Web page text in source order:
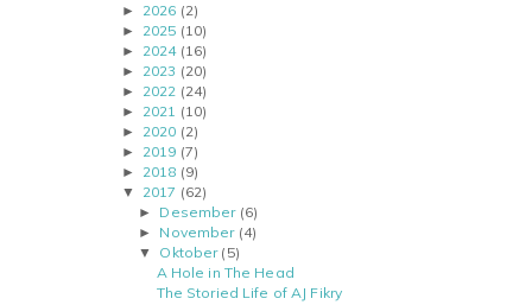
► 2026 (2)
► 2025 (10)
► 2024 (16)
► 2023 (20)
► 2022 (24)
► 2021 (10)
► 2020 (2)
► 2019 (7)
► 2018 (9)
▼ 2017 (62)
► Desember (6)
► November (4)
▼ Oktober (5)
A Hole in The Head
The Storied Life of AJ Fikry